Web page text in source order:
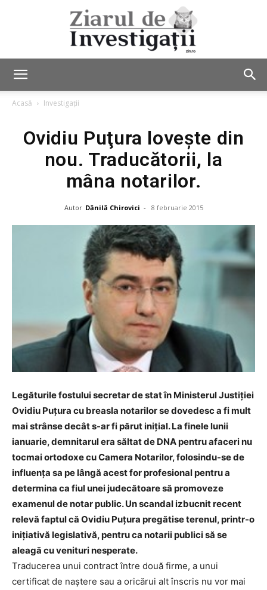
de
Acasă Investigații
Ovidiu Puţura loveşte din
nou. Traducătorii, la
mâna notarilor.
Autor Dănilă Chirovici - 8 februarie 2015
Legăturile fostului secretar de stat în Ministerul Justiţiei
Ovidiu Puţura cu breasla notarilor se dovedesc a fi mult
mai strânse decât s-ar fi părut iniţial. La finele lunii
ianuarie, demnitarul era săltat de DNA pentru afaceri nu
tocmai ortodoxe cu Camera Notarilor, folosindu-se de
influenţa sa pe lângă acest for profesional pentru a
determina ca fiul unei judecătoare să promoveze
examenul de notar public. Un scandal izbucnit recent
relevă faptul că Ovidiu Puţura pregătise terenul, printr-o
iniţiativă legislativă, pentru ca notarii publici să se
aleagă cu venituri nesperate.
Traducerea unui contract între două firme, a unui
certificat de naştere sau a oricărui alt înscris nu vor mai